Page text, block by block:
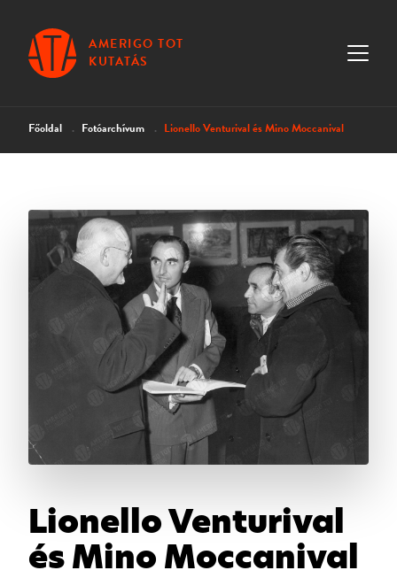
AMERIGO TOT
KUTATÁS
Főoldal Fotóarchívum Lionello Venturival és Mino Moccanival
Lionello Venturival
és Mino Moccanival